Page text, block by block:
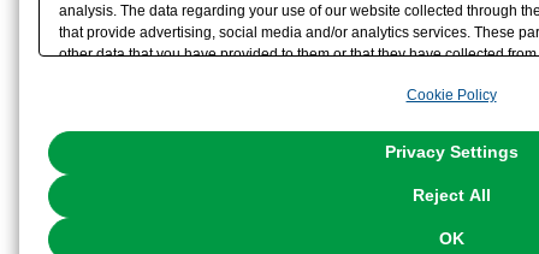
analysis. The data regarding your use of our website collected through
that provide advertising, social media and/or analytics services. These
other data that you have provided to them or that they have collected
the use of all Cookies except for Strictly Necessary Cookies, please
You can change your consent or rejection settings at any time via
Cookie Policy
Privacy Settings
Reject All
OK